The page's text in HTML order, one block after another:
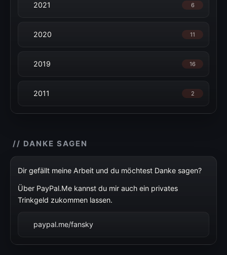
2021 6
2020 11
2019 16
2011 2
// DANKE SAGEN
Dir gefällt meine Arbeit und du möchtest Danke sagen?
Über PayPal.Me kannst du mir auch ein privates
Trinkgeld zukommen lassen.
paypal.me/fansky